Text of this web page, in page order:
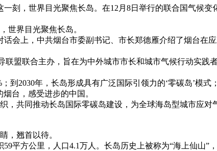
刻，世界目光聚焦长岛。在12月8日举行的联合国气候
世界目光聚焦长岛。
会上，中共烟台市委副书记、市长郑德雁介绍了烟台在
盟联合主办，旨在为中外城市市长和城市气候行动实
到2030年，长岛形成具有广泛国际引领力的‘零碳岛’模
台，感受进步的中国。
共同推动长岛国际零碳岛建设，为全球海岛型城市应对
，翘首以待。
平方公里，人口4.1万人。长岛历史上被称为“海上仙山”